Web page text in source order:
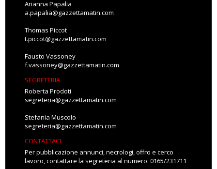
Arianna Papalia
a.papalia@gazzettamatin.com
Thomas Piccot
t.piccot@gazzettamatin.com
Fausto Vassoney
f.vassoney@gazzettamatin.com
SEGRETERIA
Roberta Prodoti
segreteria@gazzettamatin.com
Stefania Muscolo
segreteria@gazzettamatin.com
CONTATTACI
Per pubblicazione annunci, necrologi, offro e cerco
lavoro, contattare la segreteria al numero: 0165/231711